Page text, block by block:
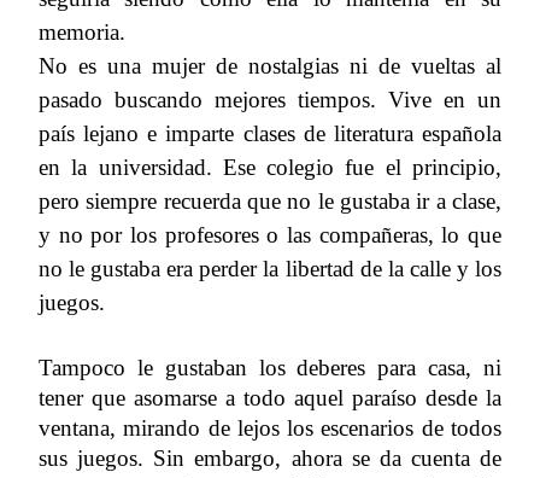
memoria.
No es una mujer de nostalgias ni de vueltas al
pasado buscando mejores tiempos. Vive en un
país lejano e imparte clases de literatura española
en la universidad. Ese colegio fue el principio,
pero siempre recuerda que no le gustaba ir a clase,
y no por los profesores o las compañeras, lo que
no le gustaba era perder la libertad de la calle y los
juegos.
Tampoco le gustaban los deberes para casa, ni
tener que asomarse a todo aquel paraíso desde la
ventana, mirando de lejos los escenarios de todos
sus juegos. Sin embargo, ahora se da cuenta de